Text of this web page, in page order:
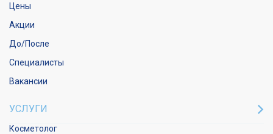
Цены
Акции
До/После
Специалисты
Вакансии
УСЛУГИ
Косметолог